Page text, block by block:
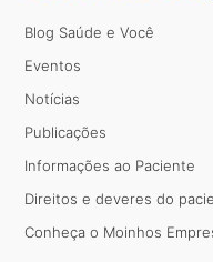
Blog Saúde e Você
Eventos
Notícias
Publicações
Informações ao Paciente
Direitos e deveres do
Conheça o Moinhos